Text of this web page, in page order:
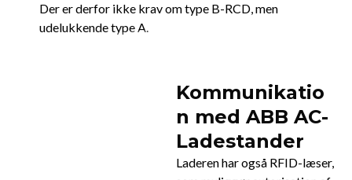
Der er derfor ikke krav om type B-RCD, men
udelukkende type A.
Kommunikatio
n med ABB AC-
Ladestander
Laderen har også RFID-læser,